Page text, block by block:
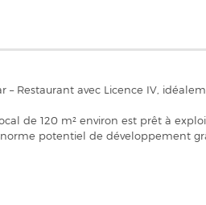
– Restaurant avec Licence IV,
de 120 m² environ est prêt à
potentiel de développement